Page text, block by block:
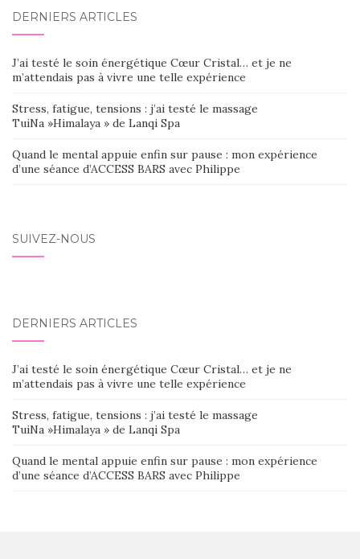
DERNIERS ARTICLES
J’ai testé le soin énergétique Cœur Cristal… et je ne
m’attendais pas à vivre une telle expérience
Stress, fatigue, tensions : j’ai testé le massage
TuiNa »Himalaya » de Lanqi Spa
Quand le mental appuie enfin sur pause : mon expérience
d’une séance d’ACCESS BARS avec Philippe
SUIVEZ-NOUS
DERNIERS ARTICLES
J’ai testé le soin énergétique Cœur Cristal… et je ne
m’attendais pas à vivre une telle expérience
Stress, fatigue, tensions : j’ai testé le massage
TuiNa »Himalaya » de Lanqi Spa
Quand le mental appuie enfin sur pause : mon expérience
d’une séance d’ACCESS BARS avec Philippe